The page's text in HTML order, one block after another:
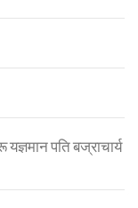
पति बज्राचार्य